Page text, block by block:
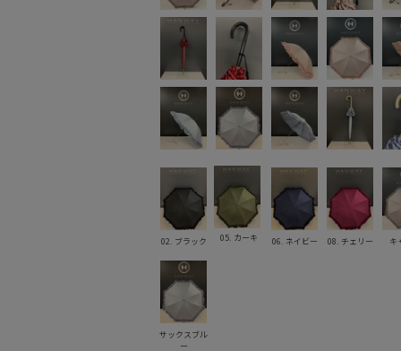
02. ブラック 05. カーキ 06. ネイビー 08. チェリー キ
サックスブル
ー